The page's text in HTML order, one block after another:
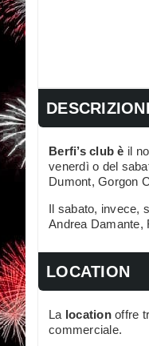
Berfi’s club è il
venerdì o del
Dumont, Gorgon
Il sabato, invece,
Andrea Damante,
LOCATION
La location offre
commerciale.